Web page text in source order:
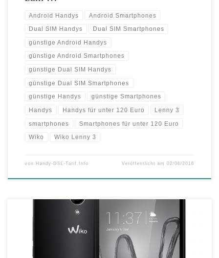
Android Handys Android Smartphones
Dual SIM Handys Dual SIM Smartphones
günstige Android Handys
günstige Android Smartphones
günstige Dual SIM Handys
günstige Dual SIM Smartphones
günstige Handys günstige Smartphones
Handys Handys für unter 120 Euro Lenny 3
smartphones Smartphones für unter 120 Euro
Wiko Wiko Lenny 3
von Handy-DSL-Tarif.Info Veröffentlicht am02/06/2016
Der Smartphone-Hersteller Wiko erweitert die Y-Serie mit dem
ROBBY. Das günstige Einsteigergerät verfügt über ein hochwertiges
HD-Display und bringt als Highlight ein Dual-Mikrofon sowie Dual-